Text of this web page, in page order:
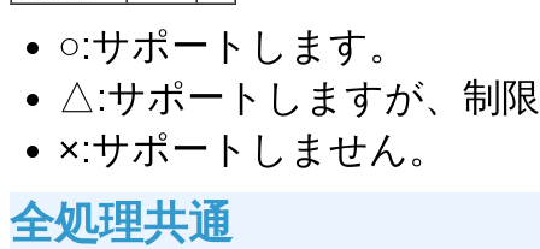
○:サポートします。
△:サポートしますが、制
×:サポートしません。
全処理共通